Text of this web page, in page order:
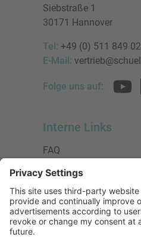
Siebstraße 1
30171 Hannover
Tel: +49 (0) 511 849
E-Mail:
Folge uns auf:
Interne Links
FAQ
Datenschutzerklärung
Impressum
Presse
Urheberrecht